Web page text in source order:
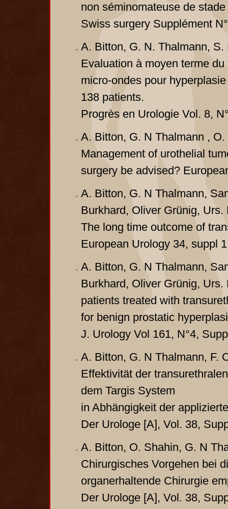
non séminomateuse de
Swiss surgery Supplément
A. Bitton, G. N. Thalmann,
Evaluation à moyen terme
micro-ondes pour
138 patients.
Progrès en Urologie Vol. 8,
A. Bitton, G. N Thalmann ,
Management of urothelial
surgery be advised?
A. Bitton, G. N Thalmann,
Burkhard, Oliver Grünig, Urs.
The long time outcome of
European Urology 34, suppl
A. Bitton, G. N Thalmann,
Burkhard, Oliver Grünig,
patients treated with
for benign prostatic
J. Urology Vol 161, N°4,
A. Bitton, G. N Thalmann, F.
Effektivität der
dem Targis System
in Abhängigkeit der
Der Urologe [A], Vol. 38,
A. Bitton, O. Shahin, G. N
Chirurgisches Vorgehen bei
organerhaltende Chirurgie
Der Urologe [A], Vol. 38,